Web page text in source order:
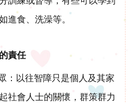
進食、洗澡等。
責任
：以往智障只是個人及其家
社會人士的關懷，群策群力